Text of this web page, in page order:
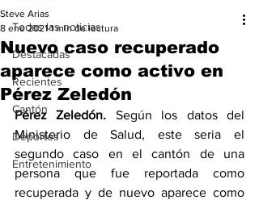
Todas las noticias
Destacadas
Recientes
Cantón
Deportes
Entretenimiento
Nuevo caso recuperado
aparece como activo en
Pérez Zeledón
Steve Arias
8 ene 2021 1 min de lectura
Pérez Zeledón. Según los datos del
Ministerio de Salud, este seria el
segundo caso en el cantón de una
persona que fue reportada como
recuperada y de nuevo aparece como